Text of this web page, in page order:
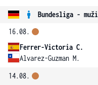
Bundesliga - muži
16.08.
Ferrer-Victoria C.
Alvarez-Guzman M.
14.08.